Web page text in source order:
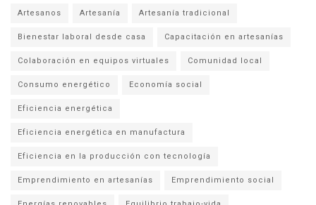
Artesanos Artesanía Artesanía tradicional
Bienestar laboral desde casa Capacitación en artesanías
Colaboración en equipos virtuales Comunidad local
Consumo energético Economía social
Eficiencia energética
Eficiencia energética en manufactura
Eficiencia en la producción con tecnología
Emprendimiento en artesanías Emprendimiento social